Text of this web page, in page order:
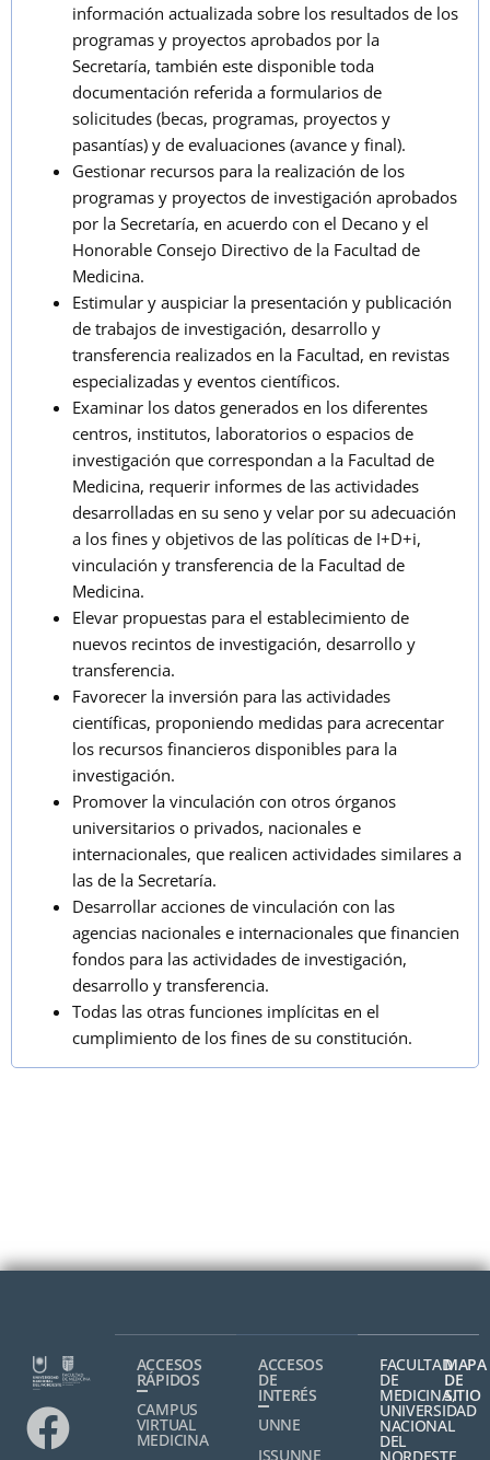
información actualizada sobre los resultados de los
programas y proyectos aprobados por la
Secretaría, también este disponible toda
documentación referida a formularios de
solicitudes (becas, programas, proyectos y
pasantías) y de evaluaciones (avance y final).
Gestionar recursos para la realización de los
programas y proyectos de investigación aprobados
por la Secretaría, en acuerdo con el Decano y el
Honorable Consejo Directivo de la Facultad de
Medicina.
Estimular y auspiciar la presentación y publicación
de trabajos de investigación, desarrollo y
transferencia realizados en la Facultad, en revistas
especializadas y eventos científicos.
Examinar los datos generados en los diferentes
centros, institutos, laboratorios o espacios de
investigación que correspondan a la Facultad de
Medicina, requerir informes de las actividades
desarrolladas en su seno y velar por su adecuación
a los fines y objetivos de las políticas de I+D+i,
vinculación y transferencia de la Facultad de
Medicina.
Elevar propuestas para el establecimiento de
nuevos recintos de investigación, desarrollo y
transferencia.
Favorecer la inversión para las actividades
científicas, proponiendo medidas para acrecentar
los recursos financieros disponibles para la
investigación.
Promover la vinculación con otros órganos
universitarios o privados, nacionales e
internacionales, que realicen actividades similares a
las de la Secretaría.
Desarrollar acciones de vinculación con las
agencias nacionales e internacionales que financien
fondos para las actividades de investigación,
desarrollo y transferencia.
Todas las otras funciones implícitas en el
cumplimiento de los fines de su constitución.
ACCESOS
RÁPIDOS
CAMPUS
VIRTUAL
MEDICINA
ACCESOS
DE
INTERÉS
UNNE
ISSUNNE
FACULTAD
DE
MEDICINA,
UNIVERSIDAD
NACIONAL
DEL
MAPA
DE
SITIO